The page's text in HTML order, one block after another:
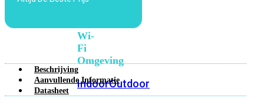
Wi-
Fi
Omgeving
IndoorOutdoor
Beschrijving
Aanvullende Informatie
Datasheet